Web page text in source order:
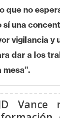
que no
sí una
vigilancia y
dar a los
Vance